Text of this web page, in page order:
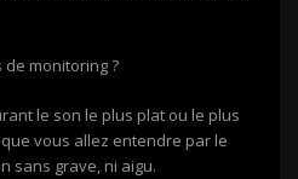
de monitoring ?
le son le plus plat ou le plus
vous allez entendre par le
sans grave, ni aigu.